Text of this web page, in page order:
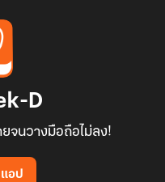
D
จนวางมือถือไม่ลง!
อป